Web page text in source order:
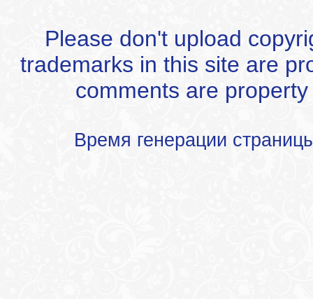
Please don't upload
trademarks in this site are
comments are
Время генерации